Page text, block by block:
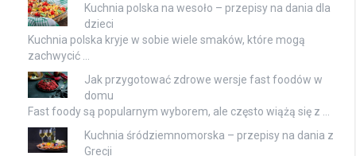
Kuchnia polska na wesoło – przepisy na dania dla
dzieci
Kuchnia polska kryje w sobie wiele smaków, które mogą
zachwycić …
Jak przygotować zdrowe wersje fast foodów w
domu
Fast foody są popularnym wyborem, ale często wiążą się z …
Kuchnia śródziemnomorska – przepisy na dania z
Grecji